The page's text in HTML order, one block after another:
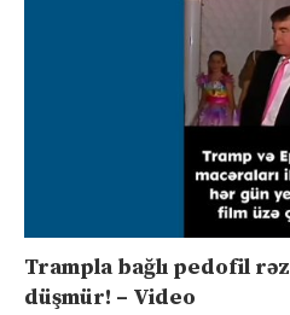
Trampla bağlı pedofil
düşmür! – Video